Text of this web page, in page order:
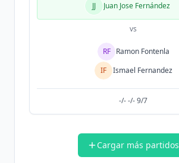
JJ
Juan Jose Fernández
vs
RF
Ramon Fontenla
IF
Ismael Fernandez
-/- -/- 9/7
Cargar más partidos